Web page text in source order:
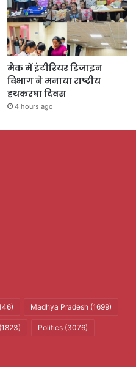
मैक में इंटीरियर डिजाइन
विभाग ने मनाया राष्ट्रीय
हथकरघा दिवस
4 hours ago
Madhya Pradesh (1699)
(1823) Politics (3076)